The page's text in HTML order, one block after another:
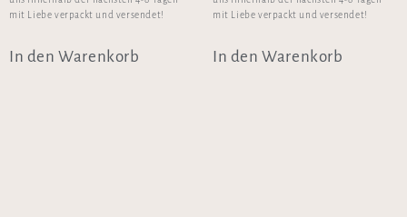
mit Liebe verpackt und versendet!
In den Warenkorb
mit Liebe verpackt und versendet!
In den Warenkorb